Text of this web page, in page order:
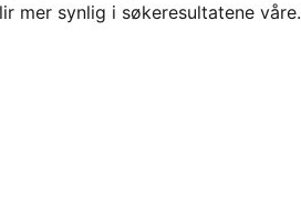
mer synlig i søkeresultatene våre.